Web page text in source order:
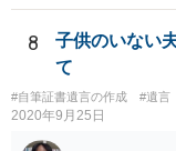
投資信託は他の相続人
は、相続人間で遺産分
8
子供のいない
て
#自筆証書遺言の作成 #遺言
2020年9月25日